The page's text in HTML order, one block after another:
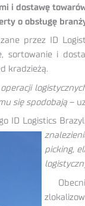
i dostawę
o obsługę
przez ID
sortowanie i
kradzieżą.
się spodobają –
ID Logistics
picking,